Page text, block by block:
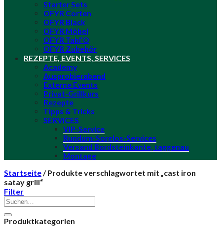
Starter Sets
OFYR Corten
OFYR Black
OFYR Möbel
OFYR Tabl’O
OFYR Zubehör
REZEPTE, EVENTS, SERVICES
Academy
Ausprobierabend
Externe Events
Privat-Grillkurs
Rezepte
Tipps & Tricks
SERVICES
VIP-Service
Rundum-Sorglos-Services
Versand Bordsteinkante, taggenau
Montage
Startseite/Produkte verschlagwortet mit „cast iron
satay grill“
Filter
Suche
nach:
Produktkategorien